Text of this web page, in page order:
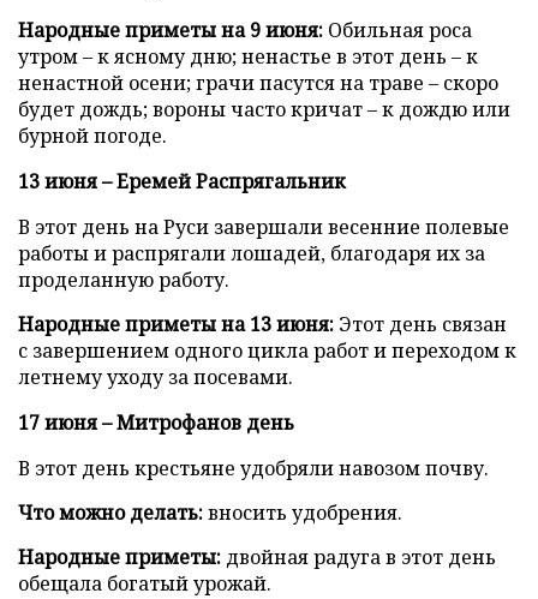
Народные приметы на 9 июня: Обильная роса
утром – к ясному дню; ненастье в этот день – к
ненастной осени; грачи пасутся на траве – скоро
будет дождь; вороны часто кричат – к дождю или
бурной погоде.
13 июня – Еремей Распрягальник
В этот день на Руси завершали весенние полевые
работы и распрягали лошадей, благодаря их за
проделанную работу.
Народные приметы на 13 июня: Этот день связан
с завершением одного цикла работ и переходом к
летнему уходу за посевами.
17 июня – Митрофанов день
В этот день крестьяне удобряли навозом почву.
Что можно делать:вносить удобрения.
Народные приметы: двойная радуга в этот день
обещала богатый урожай.